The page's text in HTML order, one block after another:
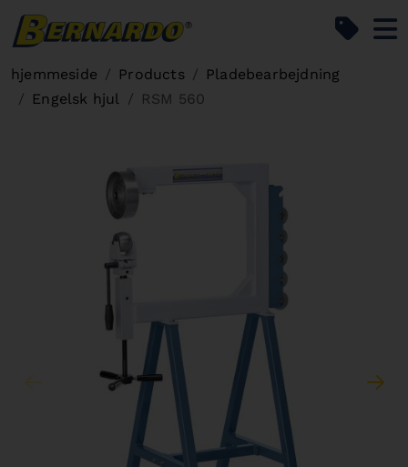
hjemmeside Products
Pladebearbejdning
Engelsk hjul
RSM 560